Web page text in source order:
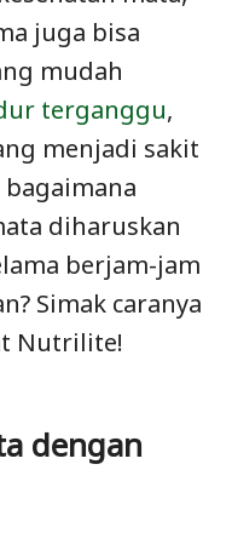
juga bisa
mudah
terganggu,
menjadi sakit
diharuskan
berjam-jam
Simak caranya
Nutrilite!
dengan